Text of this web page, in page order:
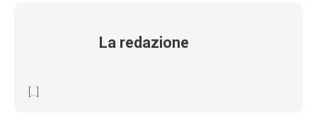
La redazione
[...]